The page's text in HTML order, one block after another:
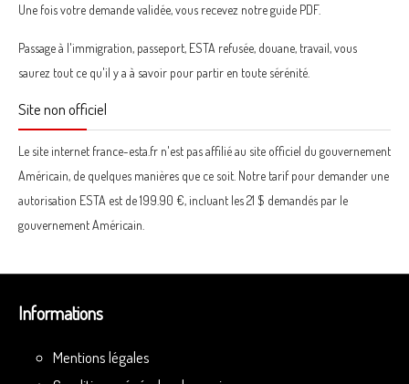
Une fois votre demande validée, vous recevez notre guide PDF.
Passage à l'immigration, passeport, ESTA refusée, douane, travail, vous
saurez tout ce qu'il y a à savoir pour partir en toute sérénité.
Site non officiel
Le site internet france-esta.fr n'est pas affilié au site officiel du gouvernement
Américain, de quelques manières que ce soit. Notre tarif pour demander une
autorisation ESTA est de 199.90 €, incluant les 21 $ demandés par le
gouvernement Américain.
Informations
Mentions légales